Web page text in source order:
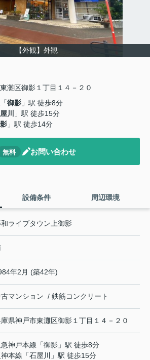
【外観】外観
灘区御影１丁目１４－２０
「御影 」駅 徒歩8分
川
」駅 徒歩15分
」駅 徒歩14分
無料 お問い合わせ
設備条件 周辺環境
ライブタウン上御影
年2月 (築42年)
マンション / 鉄筋コンクリート
県神戸市東灘区御影１丁目１４－２０
急神戸本線 「御影 」駅 徒歩8分
神本線 「石屋川
」駅 徒歩15分